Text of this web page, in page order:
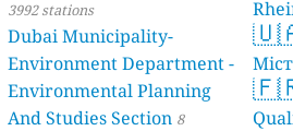
3992 stations
Dubai Municipality-
Environment Department -
Environmental Planning
And Studies Section 8